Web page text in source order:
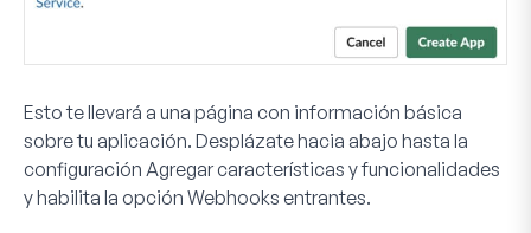
Esto te llevará a una página con información básica
sobre tu aplicación. Desplázate hacia abajo hasta la
configuración Agregar características y funcionalidades
y habilita la opción Webhooks entrantes.